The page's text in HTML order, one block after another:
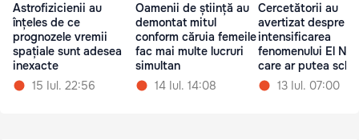
Astrofizicienii au
înțeles de ce
prognozele vremii
spațiale sunt adesea
inexacte
15 Iul. 22:56
Oamenii de știință au
demontat mitul
conform căruia femeile
fac mai multe lucruri
simultan
14 Iul. 14:08
Cercetătorii au
avertizat despre
intensificarea
fenomenului El
care ar putea
vremea pe Pământ
13 Iul. 07:00